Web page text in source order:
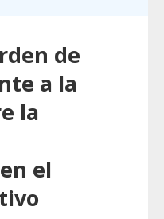
de
a la
la
el